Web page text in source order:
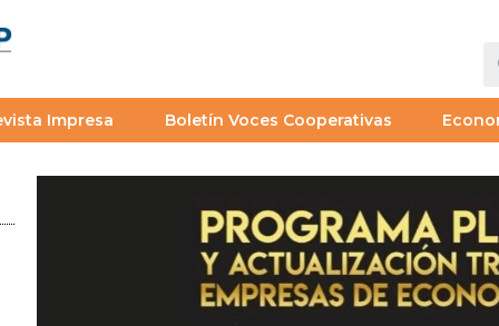
Impresa Boletín Voces Cooperativas